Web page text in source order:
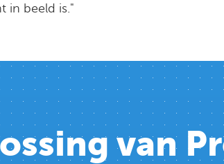
in beeld is."
van